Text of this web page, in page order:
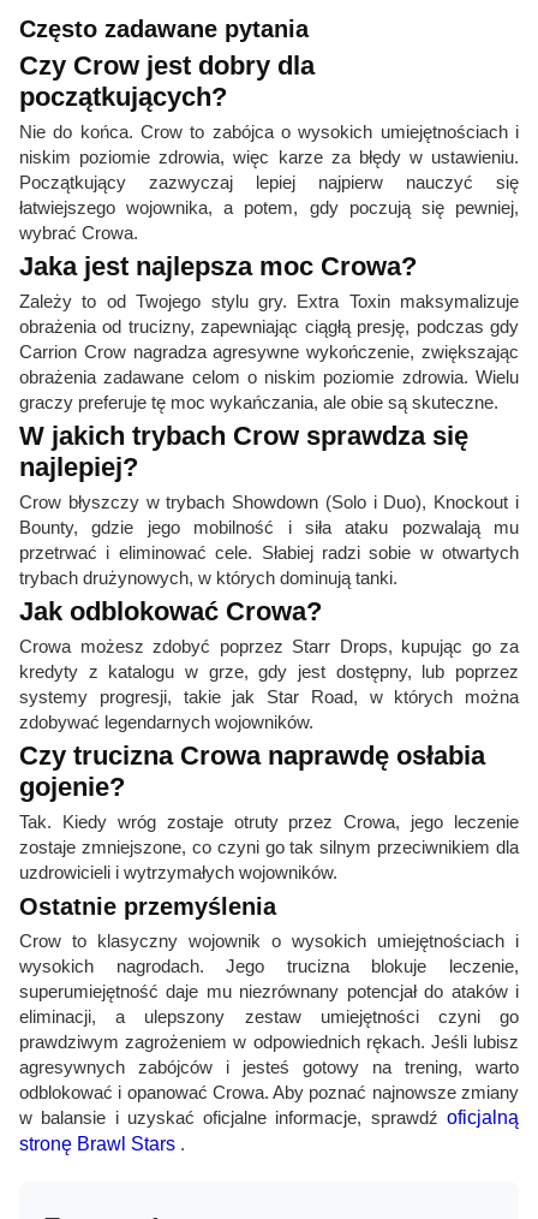
Często zadawane pytania
Czy Crow jest dobry dla
początkujących?
Nie do końca. Crow to zabójca o wysokich umiejętnościach i
niskim poziomie zdrowia, więc karze za błędy w ustawieniu.
Początkujący zazwyczaj lepiej najpierw nauczyć się
łatwiejszego wojownika, a potem, gdy poczują się pewniej,
wybrać Crowa.
Jaka jest najlepsza moc Crowa?
Zależy to od Twojego stylu gry. Extra Toxin maksymalizuje
obrażenia od trucizny, zapewniając ciągłą presję, podczas gdy
Carrion Crow nagradza agresywne wykończenie, zwiększając
obrażenia zadawane celom o niskim poziomie zdrowia. Wielu
graczy preferuje tę moc wykańczania, ale obie są skuteczne.
W jakich trybach Crow sprawdza się
najlepiej?
Crow błyszczy w trybach Showdown (Solo i Duo), Knockout i
Bounty, gdzie jego mobilność i siła ataku pozwalają mu
przetrwać i eliminować cele. Słabiej radzi sobie w otwartych
trybach drużynowych, w których dominują tanki.
Jak odblokować Crowa?
Crowa możesz zdobyć poprzez Starr Drops, kupując go za
kredyty z katalogu w grze, gdy jest dostępny, lub poprzez
systemy progresji, takie jak Star Road, w których można
zdobywać legendarnych wojowników.
Czy trucizna Crowa naprawdę osłabia
gojenie?
Tak. Kiedy wróg zostaje otruty przez Crowa, jego leczenie
zostaje zmniejszone, co czyni go tak silnym przeciwnikiem dla
uzdrowicieli i wytrzymałych wojowników.
Ostatnie przemyślenia
Crow to klasyczny wojownik o wysokich umiejętnościach i
wysokich nagrodach. Jego trucizna blokuje leczenie,
superumiejętność daje mu niezrównany potencjał do ataków i
eliminacji, a ulepszony zestaw umiejętności czyni go
prawdziwym zagrożeniem w odpowiednich rękach. Jeśli lubisz
agresywnych zabójców i jesteś gotowy na trening, warto
odblokować i opanować Crowa. Aby poznać najnowsze zmiany
w balansie i uzyskać oficjalne informacje, sprawdź oficjalną
stronę Brawl Stars .